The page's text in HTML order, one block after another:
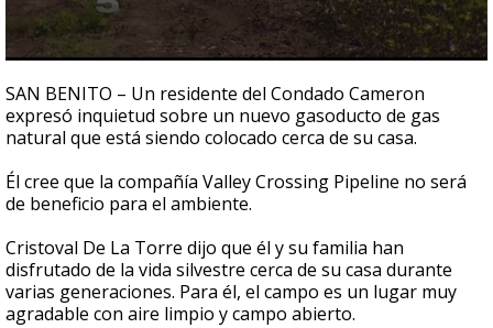
seconds
of
1
minute,
seconds
SAN BENITO – Un residente del Condado Cameron
expresó inquietud sobre un nuevo gasoducto de gas
natural que está siendo colocado cerca de su casa.
Él cree que la compañía Valley Crossing Pipeline no será
de beneficio para el ambiente.
Cristoval De La Torre dijo que él y su familia han
disfrutado de la vida silvestre cerca de su casa durante
varias generaciones. Para él, el campo es un lugar muy
agradable con aire limpio y campo abierto.